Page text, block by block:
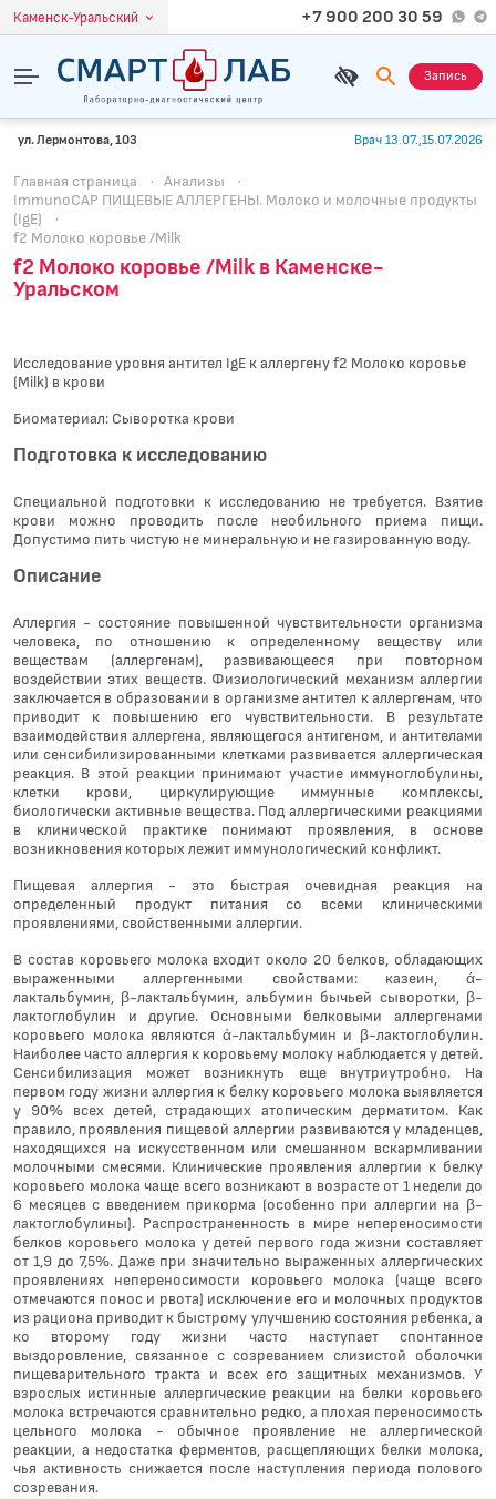
Каменск-Уральский +7 900 200 30 59
Запись
ул. Лермонтова, 103 Врач 13.07.,15.07.2026
Главная страница · Анализы
·
ImmunoCAP ПИЩЕВЫЕ АЛЛЕРГЕНЫ. Молоко и молочные продукты
(IgE)
·
f2 Молоко коровье /Milk
f2 Молоко коровье /Milk в Каменске-
Уральском
Исследование уровня антител IgE к аллергену f2 Молоко коровье
(Milk) в крови
Биоматериал: Сыворотка крови
Подготовка к исследованию
Специальной подготовки к исследованию не требуется. Взятие
крови можно проводить после необильного приема пищи.
Допустимо пить чистую не минеральную и не газированную воду.
Описание
Аллергия - состояние повышенной чувствительности организма
человека, по отношению к определенному веществу или
веществам (аллергенам), развивающееся при повторном
воздействии этих веществ. Физиологический механизм аллергии
заключается в образовании в организме антител к аллергенам, что
приводит к повышению его чувствительности. В результате
взаимодействия аллергена, являющегося антигеном, и антителами
или сенсибилизированными клетками развивается аллергическая
реакция. В этой реакции принимают участие иммуноглобулины,
клетки крови, циркулирующие иммунные комплексы,
биологически активные вещества. Под аллергическими реакциями
в клинической практике понимают проявления, в основе
возникновения которых лежит иммунологический конфликт.
Пищевая аллергия - это быстрая очевидная реакция на
определенный продукт питания со всеми клиническими
проявлениями, свойственными аллергии.
В состав коровьего молока входит около 20 белков, обладающих
выраженными аллергенными свойствами: казеин, ά-
лактальбумин, β-лактальбумин, альбумин бычьей сыворотки, β-
лактоглобулин и другие. Основными белковыми аллергенами
коровьего молока являются ά-лактальбумин и β-лактоглобулин.
Наиболее часто аллергия к коровьему молоку наблюдается у детей.
Сенсибилизация может возникнуть еще внутриутробно. На
первом году жизни аллергия к белку коровьего молока выявляется
у 90% всех детей, страдающих атопическим дерматитом. Как
правило, проявления пищевой аллергии развиваются у младенцев,
находящихся на искусственном или смешанном вскармливании
молочными смесями. Клинические проявления аллергии к белку
коровьего молока чаще всего возникают в возрасте от 1 недели до
6 месяцев с введением прикорма (особенно при аллергии на β-
лактоглобулины). Распространенность в мире непереносимости
белков коровьего молока у детей первого года жизни составляет
от 1,9 до 7,5%. Даже при значительно выраженных аллергических
проявлениях непереносимости коровьего молока (чаще всего
отмечаются понос и рвота) исключение его и молочных продуктов
из рациона приводит к быстрому улучшению состояния ребенка, а
ко второму году жизни часто наступает спонтанное
выздоровление, связанное с созреванием слизистой оболочки
пищеварительного тракта и всех его защитных механизмов. У
взрослых истинные аллергические реакции на белки коровьего
молока встречаются сравнительно редко, а плохая переносимость
цельного молока - обычное проявление не аллергической
реакции, а недостатка ферментов, расщепляющих белки молока,
чья активность снижается после наступления периода полового
созревания.